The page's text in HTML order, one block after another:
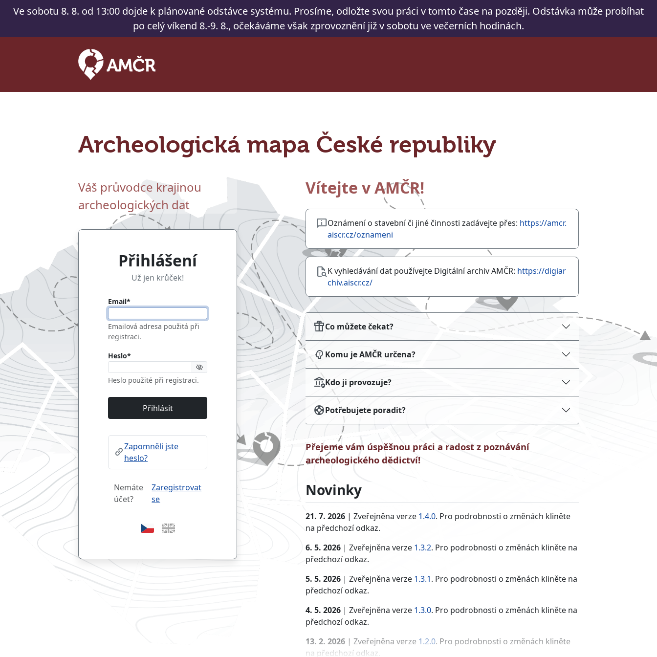
Ve sobotu 8. 8. od 13:00 dojde k plánované odstávce systému. Prosíme, odložte svou práci v tomto čase na později. Odstávka může probíhat
po celý víkend 8.-9. 8., očekáváme však zprovoznění již v sobotu ve večerních hodinách.
Archeologická mapa České republiky
Váš průvodce krajinou
archeologických dat
Přihlášení
Už jen krůček!
Email*
Emailová adresa použitá při
registraci.
Heslo*
Heslo použité při registraci.
Přihlásit
link_2Zapomněli jste
heslo?
Nemáte
účet?
Zaregistrovat
se
Vítejte v AMČR!
chat_infoOznámení o stavební či jiné činnosti zadávejte přes: https://amcr.
aiscr.cz/oznameni
document_searchK vyhledávání dat používejte Digitální archiv AMČR: https://digiar
chiv.aiscr.cz/
featured_seasonal_and_giftsCo můžete čekat?
psychology_alt Komu je AMČR určena?
assured_workloadKdo ji provozuje?
supportPotřebujete poradit?
Přejeme vám úspěšnou práci a radost z poznávání
archeologického dědictví!
Novinky
21. 7. 2026 | Zveřejněna verze 1.4.0. Pro podrobnosti o změnách kliněte
na předchozí odkaz.
6. 5. 2026 | Zveřejněna verze 1.3.2. Pro podrobnosti o změnách kliněte na
předchozí odkaz.
5. 5. 2026 | Zveřejněna verze 1.3.1. Pro podrobnosti o změnách kliněte na
předchozí odkaz.
4. 5. 2026 | Zveřejněna verze 1.3.0. Pro podrobnosti o změnách kliněte na
předchozí odkaz.
13. 2. 2026 | Zveřejněna verze 1.2.0. Pro podrobnosti o změnách kliněte
na předchozí odkaz.